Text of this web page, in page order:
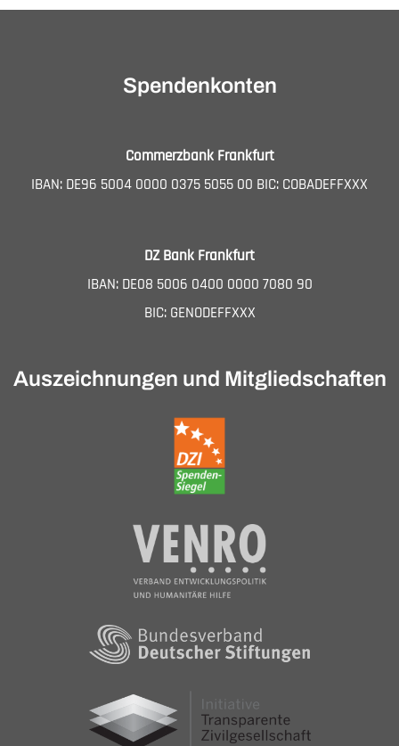
Spendenkonten
Commerzbank Frankfurt
IBAN: DE96 5004 0000 0375 5055 00 BIC: COBADEFFXXX
DZ Bank Frankfurt
IBAN: DE08 5006 0400 0000 7080 90
BIC: GENODEFFXXX
Auszeichnungen und Mitgliedschaften